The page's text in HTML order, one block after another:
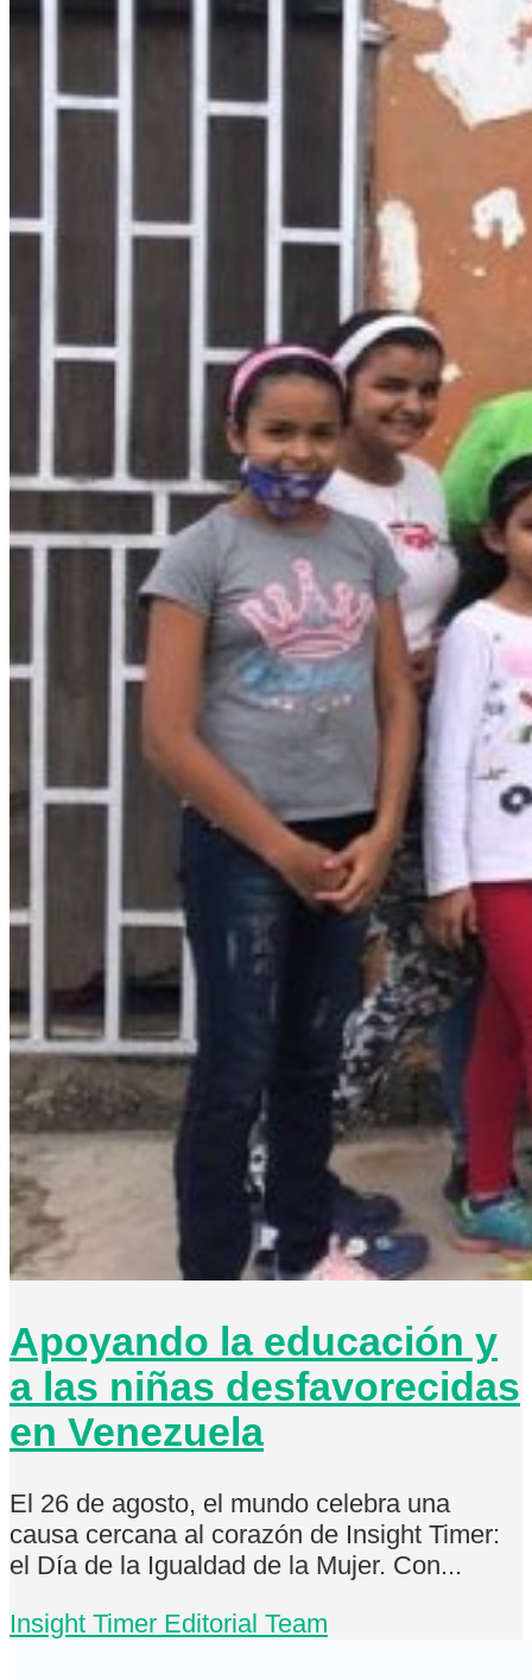
Apoyando la educación y
a las niñas desfavorecidas
en Venezuela
El 26 de agosto, el mundo celebra una
causa cercana al corazón de Insight Timer:
el Día de la Igualdad de la Mujer. Con...
Insight Timer Editorial Team